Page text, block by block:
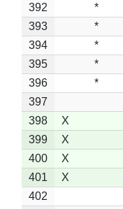
392
*
393
*
394
*
395
*
396
*
397
398
X
399
X
400
X
401
X
402